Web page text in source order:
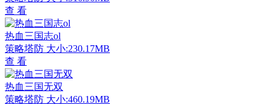
查 看
热血三国志ol
策略塔防 大小:230.17MB
查 看
热血三国无双
策略塔防 大小:460.19MB